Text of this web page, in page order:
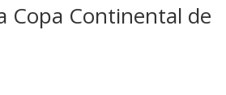
Copa Continental de